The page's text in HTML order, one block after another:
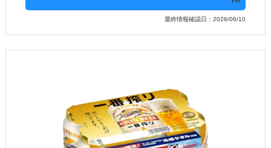
最終情報確認日：2026/06/10